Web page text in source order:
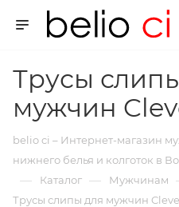
Трусы
мужчин
belio ci – Интернет-магазин
нижнего белья и колготок в
— Каталог — Мужчинам
Трусы слипы для мужчин